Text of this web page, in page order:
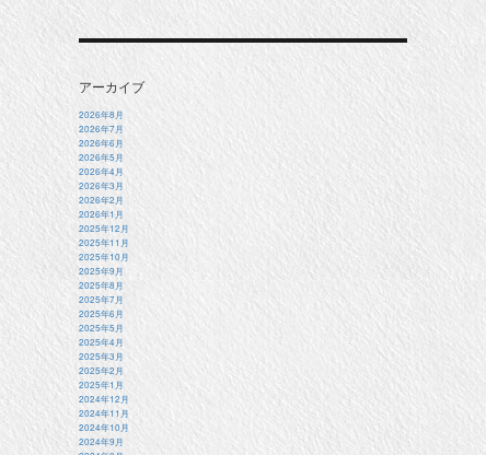
アーカイブ
2026年8月
2026年7月
2026年6月
2026年5月
2026年4月
2026年3月
2026年2月
2026年1月
2025年12月
2025年11月
2025年10月
2025年9月
2025年8月
2025年7月
2025年6月
2025年5月
2025年4月
2025年3月
2025年2月
2025年1月
2024年12月
2024年11月
2024年10月
2024年9月